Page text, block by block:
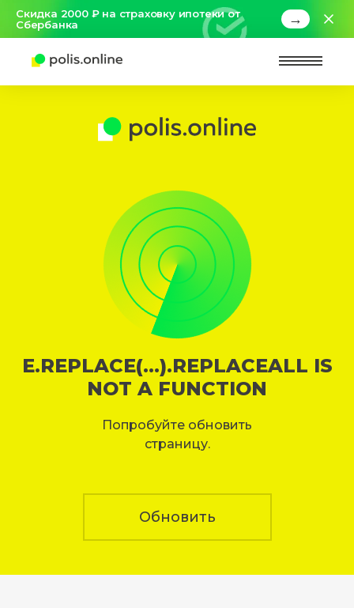
Скидка 2000 ₽ на страховку ипотеки от
Сбербанка
→
E.REPLACE(...).REPLACEALL IS
NOT A FUNCTION
Попробуйте обновить
страницу.
Обновить